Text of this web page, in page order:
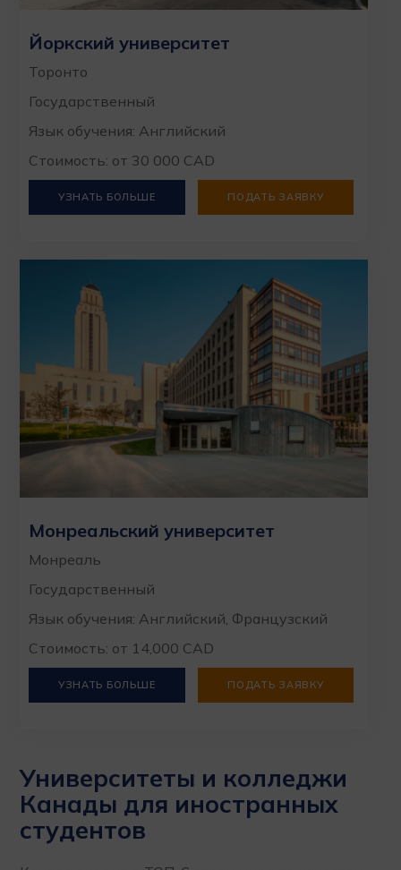
Йоркский университет
Торонто
Государственный
Язык обучения: Английский
Стоимость: от 30 000 CAD
УЗНАТЬ БОЛЬШЕ ПОДАТЬ ЗАЯВКУ
Монреальский университет
Монреаль
Государственный
Язык обучения: Английский, Французский
Стоимость: от 14,000 CAD
УЗНАТЬ БОЛЬШЕ ПОДАТЬ ЗАЯВКУ
Университеты и колледжи
Канады для иностранных
студентов